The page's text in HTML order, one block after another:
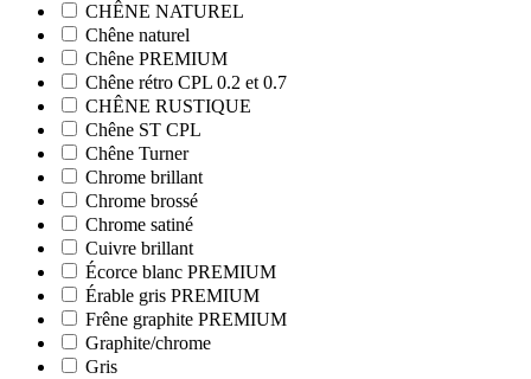
CHÊNE NATUREL
Chêne naturel
Chêne PREMIUM
Chêne rétro CPL 0.2 et 0.7
CHÊNE RUSTIQUE
Chêne ST CPL
Chêne Turner
Chrome brillant
Chrome brossé
Chrome satiné
Cuivre brillant
Écorce blanc PREMIUM
Érable gris PREMIUM
Frêne graphite PREMIUM
Graphite/chrome
Gris